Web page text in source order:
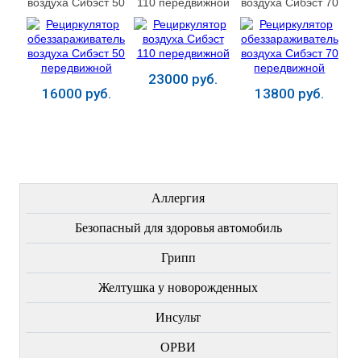
16000 руб.
23000 руб.
13800 руб.
Аллергия
Безопасный для здоровья автомобиль
Грипп
Желтушка у новорожденных
Инсульт
ОРВИ